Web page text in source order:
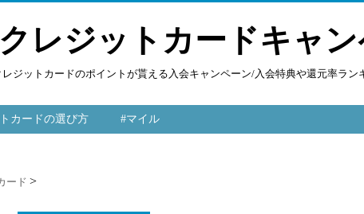
レジットカードキャ
ジットカードのポイントが貰える入会キャンペーン/入会特典や還元率ラ
カードの選び方 #マイル
ード